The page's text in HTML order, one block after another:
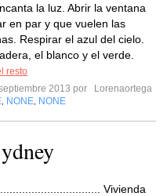
la luz. Abrir la ventana
en par y que vuelen las
Respirar el azul del cielo.
el blanco y el verde.
resto
2013 por
Lorenaortega
NONE NONE
Vivienda